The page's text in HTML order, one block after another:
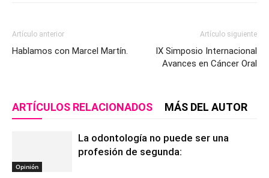
Artículo anterior
Hablamos con Marcel Martín.
Artículo siguiente
IX Simposio Internacional
Avances en Cáncer Oral
ARTÍCULOS RELACIONADOS MÁS DEL AUTOR
Opinión
La odontología no puede ser una
profesión de segunda: